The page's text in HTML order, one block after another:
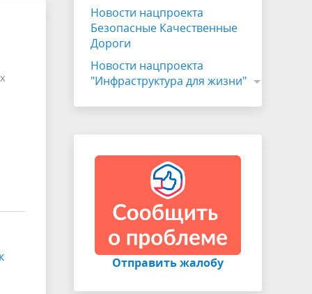
Новости нацпроекта
Безопасные Качественные
Дороги
Новости нацпроекта
"Инфраструктура для жизни"
Отправить жалобу